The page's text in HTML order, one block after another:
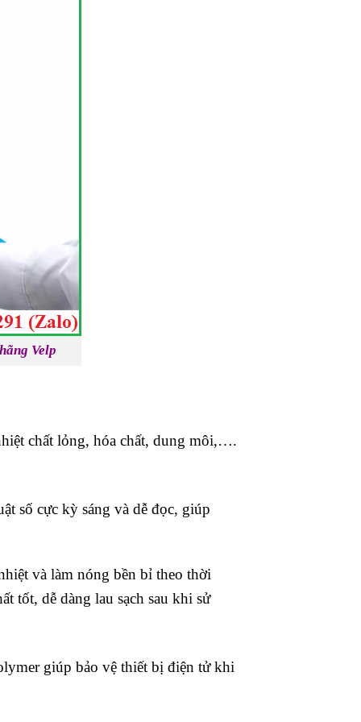
Velp
chất lỏng, hóa chất, dung môi,….
số cực kỳ sáng và dễ đọc, giúp
và làm nóng bền bỉ theo thời
tốt, dễ dàng lau sạch sau khi sử
giúp bảo vệ thiết bị điện tử khi